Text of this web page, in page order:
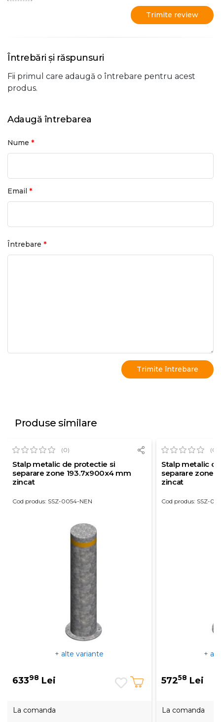
Trimite review
Întrebări și răspunsuri
Fii primul care adaugă o întrebare pentru acest
produs.
Adaugă întrebarea
Nume *
Email *
Întrebare *
Produse similare
(0)
Stalp metalic de protectie si
separare zone 193.7x900x4 mm
zincat
Cod produs: SSZ-0054-NEN
+ alte variante
63398 Lei
La comanda
(0)
Stalp metalic
separare zone
zincat
Cod produs: SSZ-
+
57258 Lei
La comanda